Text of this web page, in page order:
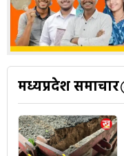
मध्यप्रदेश समाचार